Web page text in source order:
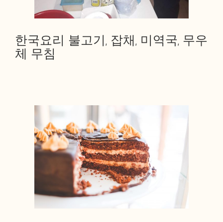
한국요리 불고기, 잡채, 미역국, 무우
체 무침